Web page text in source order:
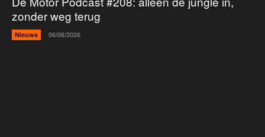
zonder weg terug
Nieuws 06/08/2026